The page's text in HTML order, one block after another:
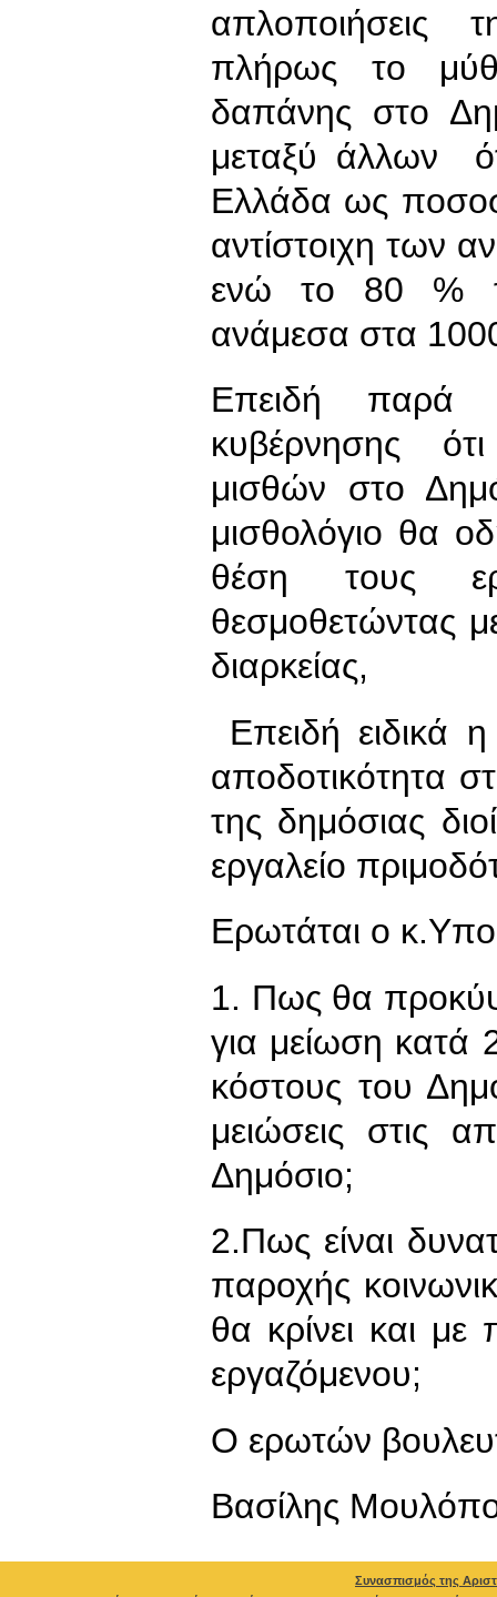
απλοποιήσεις
πλήρως το
δαπάνης στο
μεταξύ άλλων
Ελλάδα ως
αντίστοιχη των
ενώ το 80 %
ανάμεσα στα
Επειδή παρά
κυβέρνησης
μισθών στο
μισθολόγιο θα
θέση τους
θεσμοθετώντας
διαρκείας,
Επειδή ειδικά
αποδοτικότητα
της δημόσιας
εργαλείο
Ερωτάται ο
1. Πως θα
για μείωση κατά
κόστους του
μειώσεις στις
Δημόσιο;
2.Πως είναι
παροχής
θα κρίνει και με
εργαζόμενου;
Ο ερωτών
Βασίλης
Συνασπισμός της